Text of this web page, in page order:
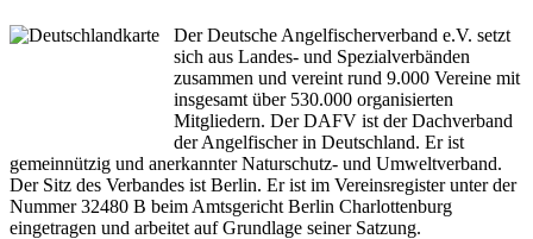
Der Deutsche Angelfischerverband e.V. setzt
sich aus Landes- und Spezialverbänden
zusammen und vereint rund 9.000 Vereine mit
insgesamt über 530.000 organisierten
Mitgliedern. Der DAFV ist der Dachverband
der Angelfischer in Deutschland. Er ist
gemeinnützig und anerkannter Naturschutz- und Umweltverband.
Der Sitz des Verbandes ist Berlin. Er ist im Vereinsregister unter der
Nummer 32480 B beim Amtsgericht Berlin Charlottenburg
eingetragen und arbeitet auf Grundlage seiner Satzung.